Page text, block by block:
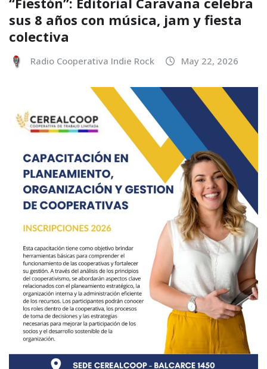
sus 8 años con música, jam y fiesta
colectiva
Radio Cooperativa Indie Rock May 22, 2026